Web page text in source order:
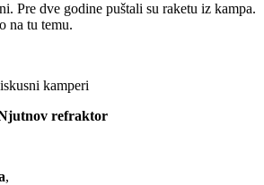
Pre dve godine puštali su raketu iz kampa.
na tu temu.
kamperi
refraktor
,